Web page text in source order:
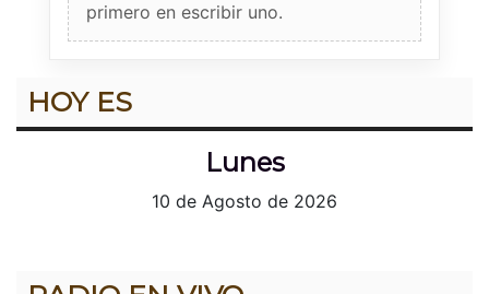
primero en escribir uno.
HOY ES
Lunes
10 de Agosto de 2026